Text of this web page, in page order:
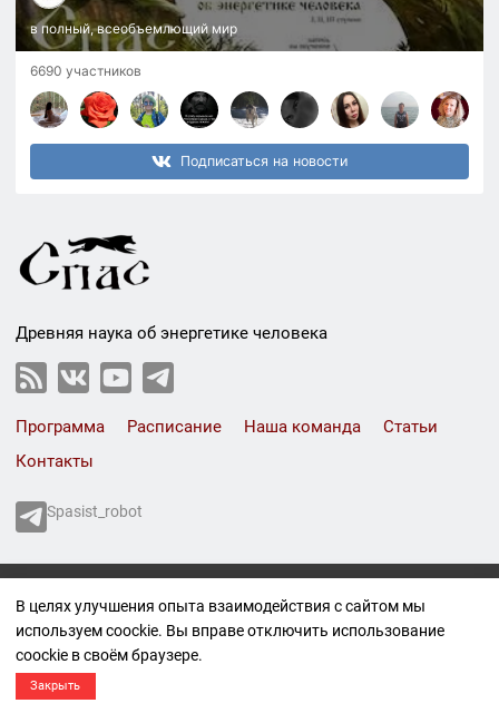
в полный, всеобъемлющий мир
6690 участников
Подписаться на новости
Древняя наука об энергетике человека
Программа Расписание Наша команда
Статьи
Контакты
Spasist_robot
Все права защищены.
Политика конфиденциальности
Правовая информация
Материал 16+
В целях улучшения опыта взаимодействия с сайтом мы
используем coockie. Вы вправе отключить использование
coockie в своём браузере.
Закрыть